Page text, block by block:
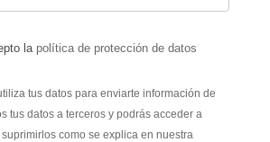
la política de protección de datos
tus datos para enviarte información de
tus datos a terceros y podrás acceder a
como se explica en nuestra